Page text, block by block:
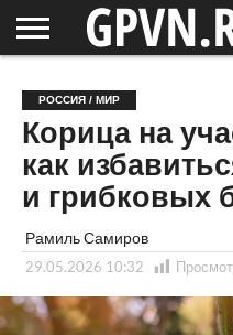
ОБЛАСТЬ
НОВОСТИ
СОСЕДЕЙ
РОССИЯ
/ МИР
СПЕЦПРОЕКТЫ
БЛОГ
СТАТЬИ
ФОТОРЕПОРТАЖИ
ИНТЕРВЬЮ
ОБЪЕКТЫ
ПОДБОРКИ
РОССИЯ / МИР
Корица на
как
и грибковых
Рамиль Самиров
29.05.2026 10:32